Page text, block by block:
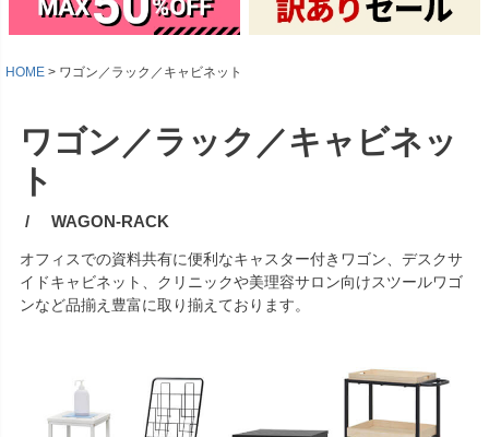
HOME ワゴン／ラック／キャビネット
ワゴン／ラック／キャビネッ
ト
WAGON-RACK
オフィスでの資料共有に便利なキャスター付きワゴン、デスクサ
イドキャビネット、クリニックや美理容サロン向けスツールワゴ
ンなど品揃え豊富に取り揃えております。